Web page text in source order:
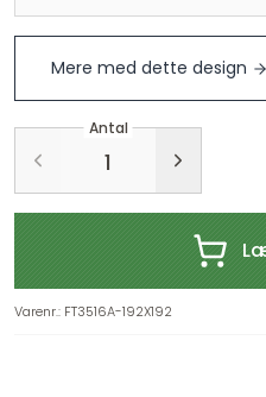
Mere med dette design
Antal
Varenr.: FT3516A-192X192